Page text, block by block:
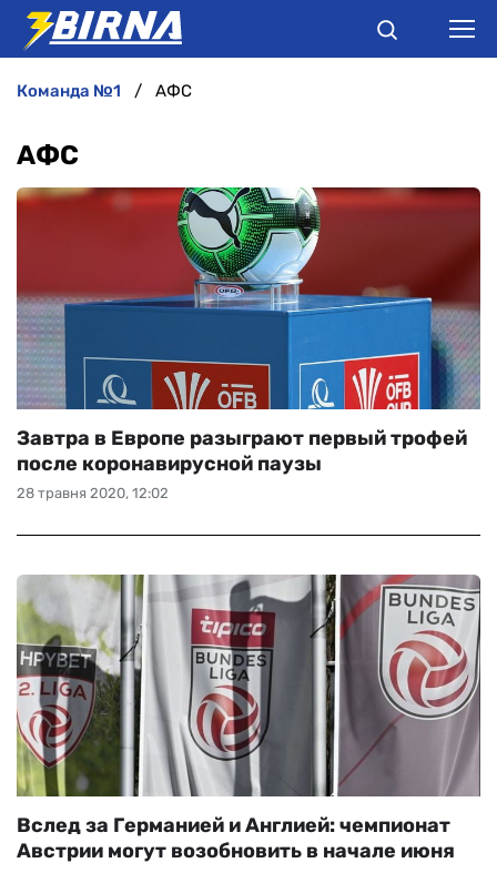
РІЗНЕ
БУКМЕКЕРИ
команда №1 АФС
АФС
28 травня 2020, 12:02
Завтра в Европе разыграют первый трофей
после коронавирусной паузы
Вслед за Германией и Англией: чемпионат
Австрии могут возобновить в начале июня